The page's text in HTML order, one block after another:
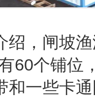
绍，闸坡
60个铺位
和一些卡